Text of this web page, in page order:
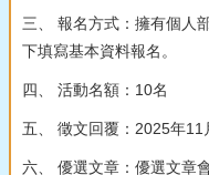
三、 報名方式：擁有個人
下填寫基本資料報名。
四、 活動名額：10名
五、 徵文回覆：2025年11
六、 優選文章：優選文章